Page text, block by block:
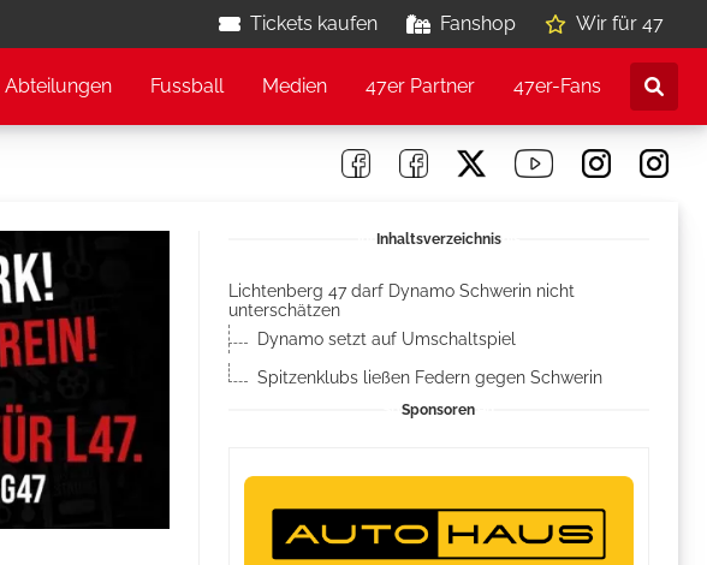
Tickets kaufen Fanshop Wir für 47
Abteilungen Fussball Medien 47er Partner 47er-Fans
Inhaltsverzeichnis
Lichtenberg 47 darf Dynamo Schwerin nicht
unterschätzen
Dynamo setzt auf Umschaltspiel
Spitzenklubs ließen Federn gegen Schwerin
Sponsoren